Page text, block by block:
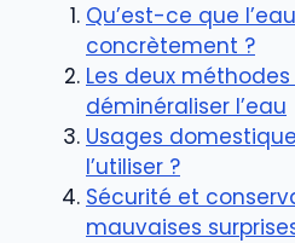
Qu’est-ce que
concrètement ?
Les deux
déminéraliser l’eau
Usages
l’utiliser ?
Sécurité et
mauvaises